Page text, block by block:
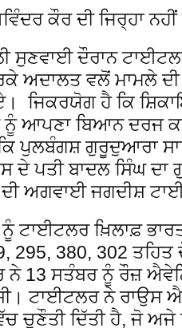
ਕੌਰ ਦੀ ਜਿਰ੍ਹਾ
ਸੁਣਵਾਈ ਦੌਰਾਨ
ਅਦਾਲਤ ਵਲੋਂ ਮਾਮਲੇ
ਜਿਕਰਯੋਗ ਹੈ ਕਿ
ਨੂੰ ਆਪਣਾ ਬਿਆਨ ਦਰਜ
ਪੁਲਬੰਗਸ਼ ਗੁਰੂਦੁਆਰਾ
ਦੇ ਪਤੀ ਬਾਦਲ ਸਿੰਘ
ਅਗਵਾਈ ਜਗਦੀਸ਼
ਖ਼ਿਲਾਫ਼
295, 380, 302
ਨੇ 13 ਸਤੰਬਰ ਨੂੰ ਰੌਜ਼
ਟਾਈਟਲਰ ਨੇ ਰਾਉਸ
ਚੁਣੌਤੀ ਦਿੱਤੀ ਹੈ, ਜੋ ਅਜੇ